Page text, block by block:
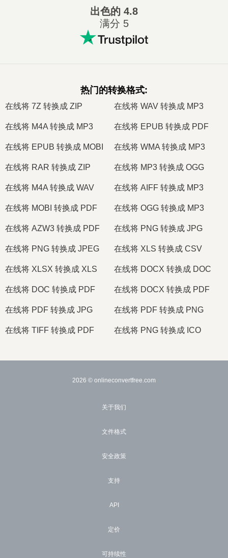
出色的 4.8
满分 5
热门的转换格式:
在线将 7Z 转换成 ZIP 在线将 WAV 转换成 MP3
在线将 M4A 转换成 MP3 在线将 EPUB 转换成 PDF
在线将 EPUB 转换成 MOBI 在线将 WMA 转换成 MP3
在线将 RAR 转换成 ZIP 在线将 MP3 转换成 OGG
在线将 M4A 转换成 WAV 在线将 AIFF 转换成 MP3
在线将 MOBI 转换成 PDF 在线将 OGG 转换成 MP3
在线将 AZW3 转换成 PDF 在线将 PNG 转换成 JPG
在线将 PNG 转换成 JPEG 在线将 XLS 转换成 CSV
在线将 XLSX 转换成 XLS 在线将 DOCX 转换成 DOC
在线将 DOC 转换成 PDF 在线将 DOCX 转换成 PDF
在线将 PDF 转换成 JPG 在线将 PDF 转换成 PNG
在线将 TIFF 转换成 PDF 在线将 PNG 转换成 ICO
2026 © onlineconvertfree.com
关于我们
文件格式
安全政策
支持
API
定价
可持续性